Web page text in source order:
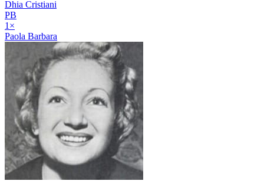
Dhia Cristiani
PB
1 ×
Paola Barbara